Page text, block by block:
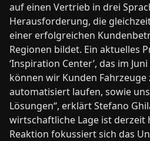
auf einen Vertrieb in drei
Herausforderung, die
einer erfolgreichen
Regionen bildet. Ein aktuelles
‘Inspiration Center’, das im
können wir Kunden Fahrzeuge
automatisiert laufen, sowie
Lösungen“, erklärt Stefano
wirtschaftliche Lage ist derzeit
Reaktion fokussiert sich das